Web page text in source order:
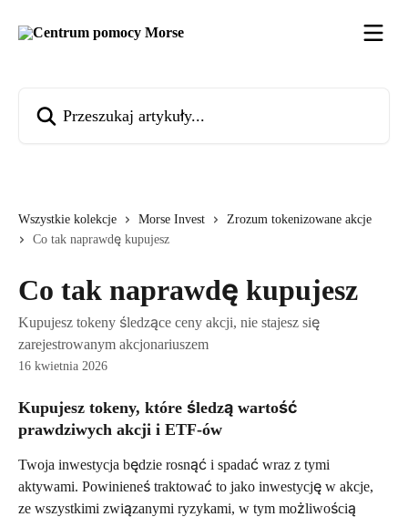
Wszystkie kolekcje Morse Invest
Zrozum tokenizowane akcje
Co tak naprawdę kupujesz
Co tak naprawdę kupujesz
Kupujesz tokeny śledzące ceny akcji, nie stajesz się
zarejestrowanym akcjonariuszem
16 kwietnia 2026
Kupujesz tokeny, które śledzą wartość
prawdziwych akcji i ETF-ów
Twoja inwestycja będzie rosnąć i spadać wraz z tymi
aktywami. Powinieneś traktować to jako inwestycję w akcje,
ze wszystkimi związanymi ryzykami, w tym możliwością